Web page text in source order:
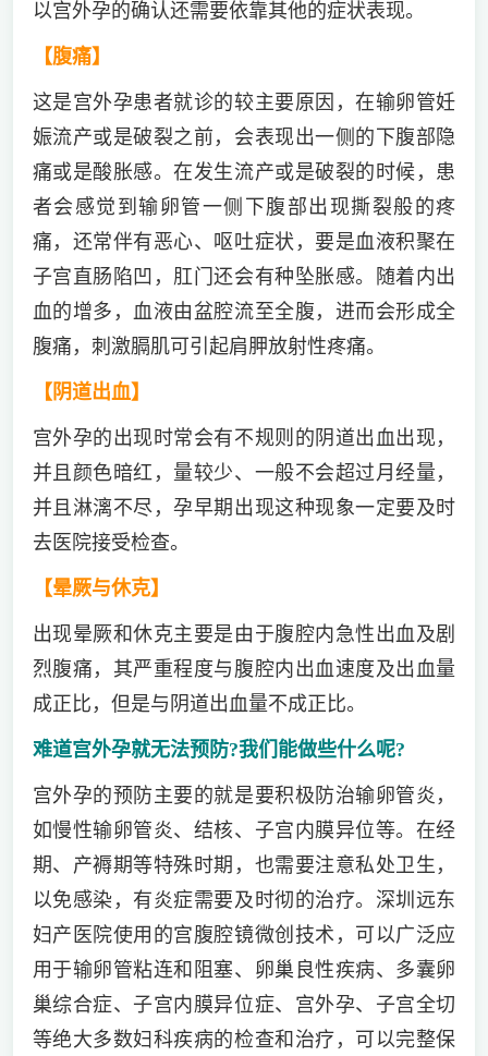
以宫外孕的确认还需要依靠其他的症状表现。
【腹痛】
这是宫外孕患者就诊的较主要原因，在输卵管妊
娠流产或是破裂之前，会表现出一侧的下腹部隐
痛或是酸胀感。在发生流产或是破裂的时候，患
者会感觉到输卵管一侧下腹部出现撕裂般的疼
痛，还常伴有恶心、呕吐症状，要是血液积聚在
子宫直肠陷凹，肛门还会有种坠胀感。随着内出
血的增多，血液由盆腔流至全腹，进而会形成全
腹痛，刺激膈肌可引起肩胛放射性疼痛。
【阴道出血】
宫外孕的出现时常会有不规则的阴道出血出现，
并且颜色暗红，量较少、一般不会超过月经量，
并且淋漓不尽，孕早期出现这种现象一定要及时
去医院接受检查。
【晕厥与休克】
出现晕厥和休克主要是由于腹腔内急性出血及剧
烈腹痛，其严重程度与腹腔内出血速度及出血量
成正比，但是与阴道出血量不成正比。
难道宫外孕就无法预防?我们能做些什么呢?
宫外孕的预防主要的就是要积极防治输卵管炎，
如慢性输卵管炎、结核、子宫内膜异位等。在经
期、产褥期等特殊时期，也需要注意私处卫生，
以免感染，有炎症需要及时彻的治疗。深圳远东
妇产医院使用的宫腹腔镜微创技术，可以广泛应
用于输卵管粘连和阻塞、卵巢良性疾病、多囊卵
巢综合症、子宫内膜异位症、宫外孕、子宫全切
等绝大多数妇科疾病的检查和治疗，可以完整保